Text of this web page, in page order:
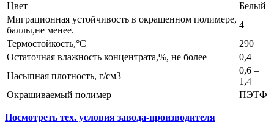
Цвет
Белый
Миграционная устойчивость в окрашенном полимере,
баллы,не менее.
4
Термостойкость,°С
290
Остаточная влажность концентрата,%, не более
0,4
Насыпная плотность, г/см3
0,6 –
1,4
Окрашиваемый полимер
ПЭТФ
Посмотреть тех. условия завода-производителя